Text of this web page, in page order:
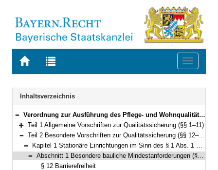
Zur
BAYERN.RECHT
Zur
letzten
Suche
Toggle
Navigation
Inhaltsverzeichnis
Bereich reduzieren
Verordnung zur Ausführung des Pflege- und Wohnqualitätsgesetzes und Weiterbildung in der Pflege und Hebammenkunde (AVPfleWoqG) Vom 27. Juli 2011 (GVBl. S. 346) BayRS 2170-5-1-G (§§ 1–91)
Bereich erweitern
Teil 1 Allgemeine Vorschriften zur Qualitätssicherung (§§ 1–11)
Bereich reduzieren
Teil 2 Besondere Vorschriften zur Qualitätssicherung (§§ 12–49)
Bereich reduzieren
Kapitel 1 Stationäre Einrichtungen im Sinn des § 1 Abs. 1 Satz 1 Nr. 1 (§§ 12–40)
Bereich reduzieren
Abschnitt 1 Besondere bauliche Mindestanforderungen (§§ 12–15)
§ 12 Barrierefreiheit